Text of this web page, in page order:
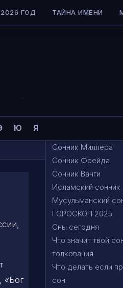
ГОД ТАЙНА ИМЕНИ
Ю Я
«Бог
Сонник Миллера
Сонник Фрейда
Сонник Ванги
Исламский сонник
Мусульманский
ГОРОСКОП 2025
Сны сегодня
Что значит твой
толкования
Что делать если
сон